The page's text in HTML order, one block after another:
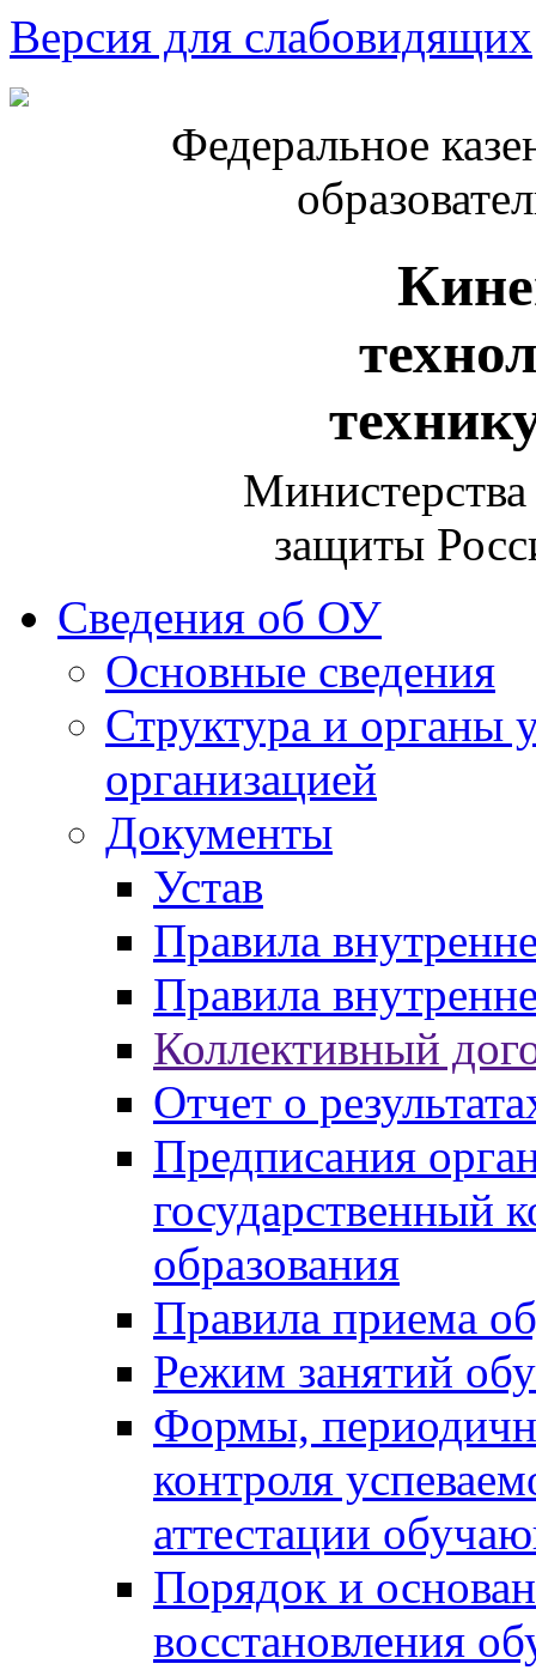
Версия для слабовидящих
Федеральное
защиты
Сведения об ОУ
Основные сведения
Структура и органы
организацией
Документы
Устав
Правила
Правила
Коллективный
Отчет о
Предписания
государственный
образования
Правила приема
Режим занятий
Формы,
контроля
аттестации
Порядок и
восстановления